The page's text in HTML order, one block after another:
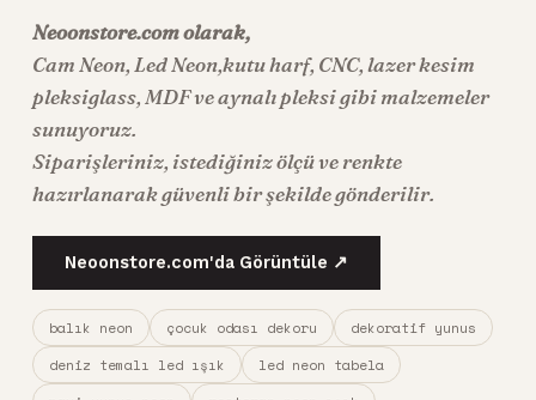
Neoonstore.com olarak,
Cam Neon,Led Neon,kutu harf, CNC, lazer kesim
pleksiglass, MDF ve aynalı pleksi gibi malzemeler
sunuyoruz.
Siparişleriniz, istediğiniz ölçü ve renkte
hazırlanarak güvenli bir şekilde gönderilir.
Neoonstore.com'da Görüntüle ↗
balık neon çocuk odası dekoru
dekoratif yunus
deniz temalı led ışık
led neon tabela